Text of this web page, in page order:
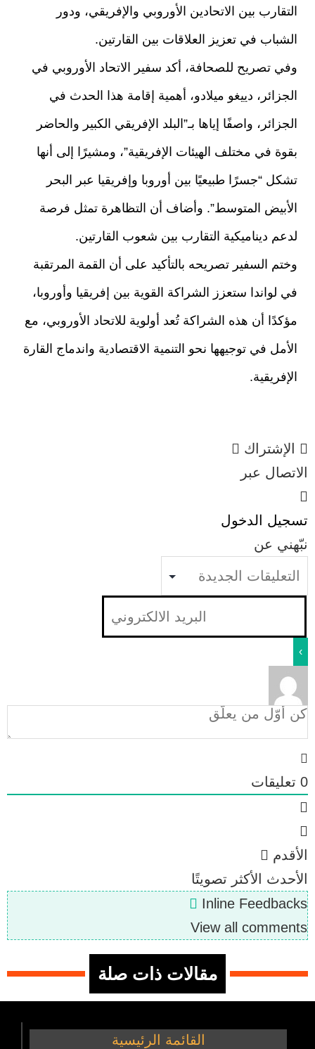
التقارب بين الاتحادين الأوروبي والإفريقي، ودور
الشباب في تعزيز العلاقات بين القارتين.
وفي تصريح للصحافة، أكد سفير الاتحاد الأوروبي في
الجزائر، دييغو ميلادو، أهمية إقامة هذا الحدث في
الجزائر، واصفًا إياها بـ”البلد الإفريقي الكبير والحاضر
بقوة في مختلف الهيئات الإفريقية”، ومشيرًا إلى أنها
تشكل “جسرًا طبيعيًا بين أوروبا وإفريقيا عبر البحر
الأبيض المتوسط”. وأضاف أن التظاهرة تمثل فرصة
لدعم ديناميكية التقارب بين شعوب القارتين.
وختم السفير تصريحه بالتأكيد على أن القمة المرتقبة
في لواندا ستعزز الشراكة القوية بين إفريقيا وأوروبا،
مؤكدًا أن هذه الشراكة تُعد أولوية للاتحاد الأوروبي، مع
الأمل في توجيهها نحو التنمية الاقتصادية واندماج القارة
الإفريقية.
الإشتراك
الاتصال عبر
تسجيل الدخول
نبّهني عن
0 تعليقات
الأقدم
الأحدث
الأكثر تصويتًا
Inline Feedbacks
View all comments
مقالات ذات صلة
القائمة الرئيسية